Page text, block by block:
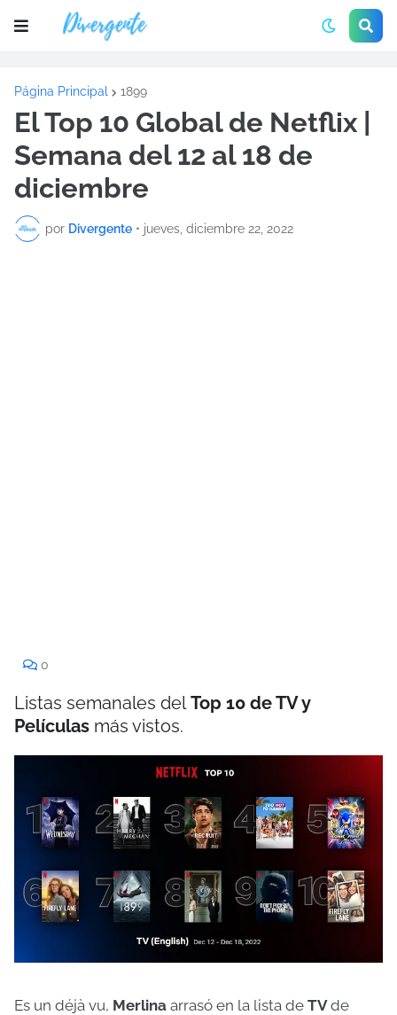
Página Principal 1899
El Top 10 Global de Netflix |
Semana del 12 al 18 de
diciembre
por Divergente • jueves, diciembre 22, 2022
0
Listas semanales delTop 10 de TV y
Películas más vistos.
Es un déjà vu, Merlina arrasó en la lista de TVde